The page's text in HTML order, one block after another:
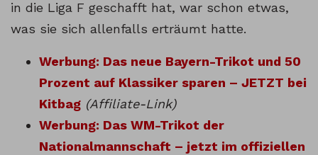
in die Liga F geschafft hat, war schon etwas,
was sie sich allenfalls erträumt hatte.
Werbung: Das neue Bayern-Trikot und 50
Prozent auf Klassiker sparen – JETZT bei
Kitbag (Affiliate-Link)
Werbung: Das WM-Trikot der
Nationalmannschaft – jetzt im offiziellen